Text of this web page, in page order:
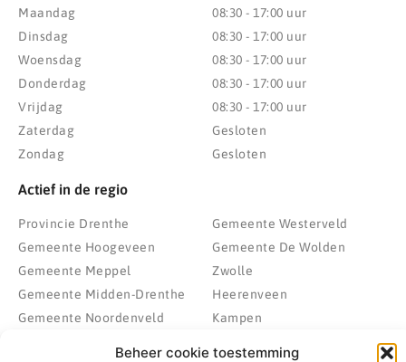
Beheer cookie toestemming
Maandag
Dinsdag
Woensdag
Donderdag
Vrijdag
Zaterdag
Zondag
08:30 - 17:00 uur
08:30 - 17:00 uur
08:30 - 17:00 uur
08:30 - 17:00 uur
08:30 - 17:00 uur
Gesloten
Gesloten
Actief in de regio
Provincie Drenthe
Gemeente Hoogeveen
Gemeente Meppel
Gemeente Midden-Drenthe
Gemeente Noordenveld
Gemeente Westerveld
Gemeente De Wolden
Zwolle
Heerenveen
Kampen